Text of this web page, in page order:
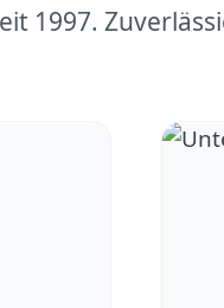
1997.